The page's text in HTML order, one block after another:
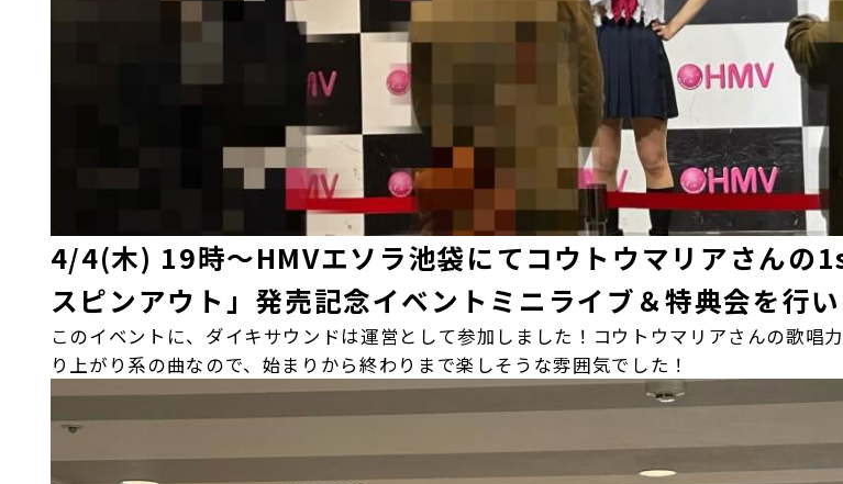
4/4(木) 19時～HMVエソラ池袋にてコウトウマリアさんの
スピンアウト」発売記念イベントミニライブ＆特典会を行い
このイベントに、ダイキサウンドは運営として参加しました！コウトウマリアさんの歌唱
り上がり系の曲なので、始まりから終わりまで楽しそうな雰囲気でした！